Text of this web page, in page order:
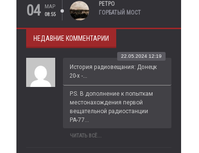
04
МАР
08:55
РЕТРО
ГОРБАТЫЙ МОСТ
НЕДАВНИЕ КОММЕНТАРИИ
История радиовещания: Донецк
20-х -...
22.05.2024 12:19
P.S. В дополнение к попыткам
местонахождения первой
вещательной радиостанции
РА-77...
ЧИТАТЬ ВСЁ...